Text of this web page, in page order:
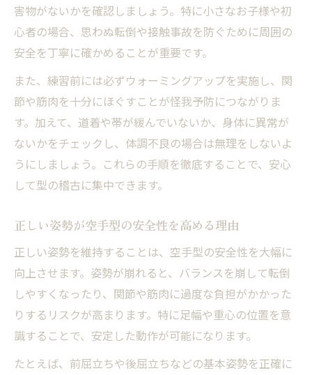
害物がないかを確認しましょう。特に小さなお子様や初
心者の場合、思わぬ転倒や接触事故を防ぐために周囲の
安全を丁寧に確かめることが重要です。
また、練習前には必ずウォーミングアップを実施し、関
節や筋肉を十分にほぐすことが怪我予防につながりま
す。加えて、道着や帯が緩んでいないか、身体に異常が
ないかをチェックし、体調不良の場合は無理をしないよ
うにしましょう。これらの手順を徹底することで、安心
して型の稽古に集中できます。
正しい姿勢が空手型の安全性を高める理由
正しい姿勢を維持することは、空手型の安全性を大幅に
向上させます。姿勢が崩れると、バランスを崩して転倒
しやすくなったり、関節や筋肉に過度な負担がかかった
りするリスクが高まります。特に足幅や重心の位置を意
識することで、安定した動作が可能になります。
たとえば、前屈立ちや後屈立ちなどの基本姿勢を正確に